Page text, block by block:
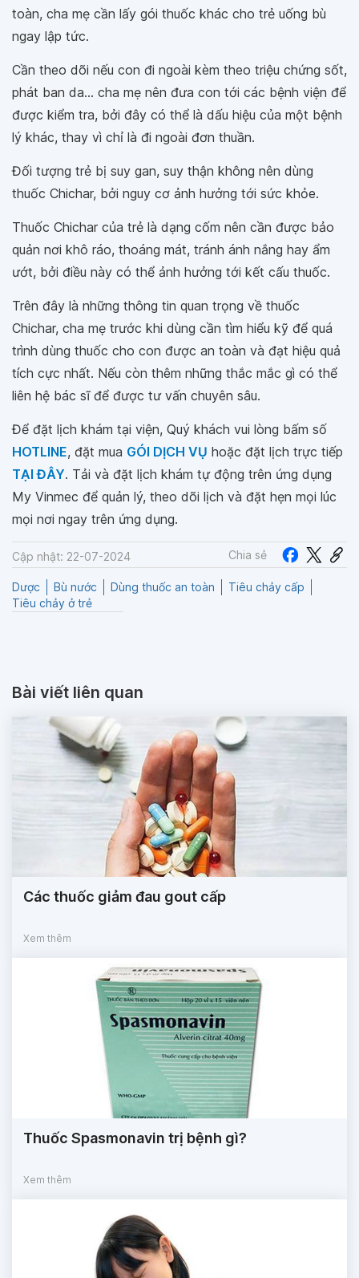
toàn, cha mẹ cần lấy gói thuốc khác cho trẻ uống bù
ngay lập tức.
Cần theo dõi nếu con đi ngoài kèm theo triệu chứng sốt,
phát ban da... cha mẹ nên đưa con tới các bệnh viện để
được kiểm tra, bởi đây có thể là dấu hiệu của một bệnh
lý khác, thay vì chỉ là đi ngoài đơn thuần.
Đối tượng trẻ bị suy gan, suy thận không nên dùng
thuốc Chichar, bởi nguy cơ ảnh hưởng tới sức khỏe.
Thuốc Chichar của trẻ là dạng cốm nên cần được bảo
quản nơi khô ráo, thoáng mát, tránh ánh nắng hay ẩm
ướt, bởi điều này có thể ảnh hưởng tới kết cấu thuốc.
Trên đây là những thông tin quan trọng về thuốc
Chichar, cha mẹ trước khi dùng cần tìm hiểu kỹ để quá
trình dùng thuốc cho con được an toàn và đạt hiệu quả
tích cực nhất. Nếu còn thêm những thắc mắc gì có thể
liên hệ bác sĩ để được tư vấn chuyên sâu.
Để đặt lịch khám tại viện, Quý khách vui lòng bấm số
HOTLINE, đặt mua GÓI DỊCH VỤ hoặc đặt lịch trực tiếp
TẠI ĐÂY. Tải và đặt lịch khám tự động trên ứng dụng
My Vinmec để quản lý, theo dõi lịch và đặt hẹn mọi lúc
mọi nơi ngay trên ứng dụng.
Cập nhật: 22-07-2024 Chia sẻ
Dược Bù nước Dùng thuốc an toàn
Tiêu chảy cấp
Tiêu chảy ở trẻ
Bài viết liên quan
Các thuốc giảm đau gout cấp
Xem thêm
Thuốc Spasmonavin trị bệnh gì?
Xem thêm